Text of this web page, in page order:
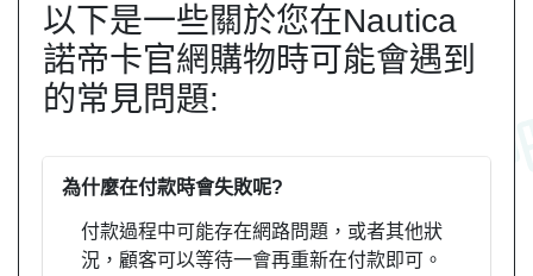
以下是一些關於您在Nautica
諾帝卡官網購物時可能會遇到
的常見問題:
為什麼在付款時會失敗呢?
付款過程中可能存在網路問題，或者其他狀
況，顧客可以等待一會再重新在付款即可。